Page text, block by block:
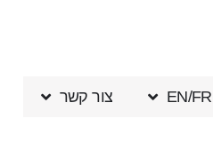
EN/FR צור קשר